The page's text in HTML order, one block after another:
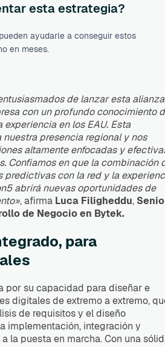
esta estrategia?
ayudarle a conseguir estos
en meses.
de lanzar esta alianza
con un profundo conocimiento
en los EAU. Esta
presencia regional y nos
altamente enfocadas y
Confiamos en que la combinación
predictivas con la red y la
abrirá nuevas oportunidades de
, afirma Luca Filigheddu,
de Negocio en Bytek.
para
por su capacidad para diseñar e
digitales de extremo a extremo,
de requisitos y el diseño
implementación, integración y
la puesta en marcha. Con una